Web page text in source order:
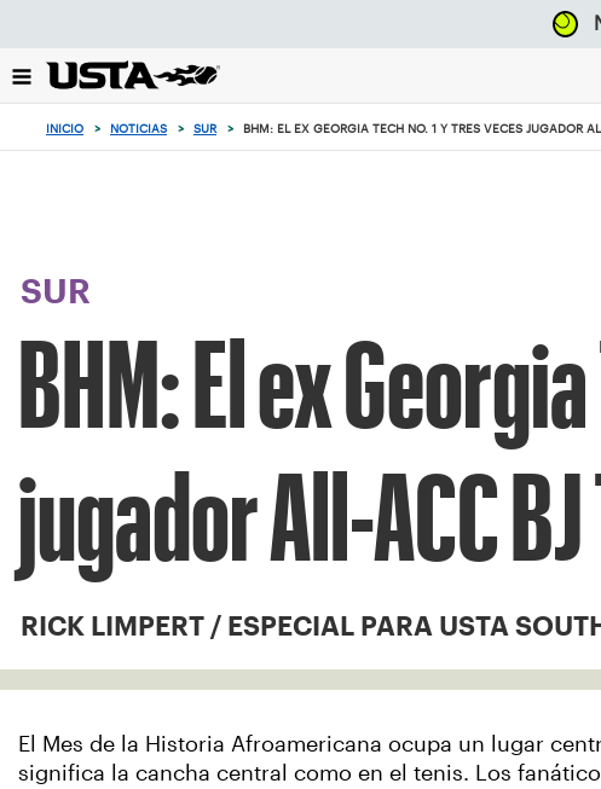
el
botón
INICIO > NOTICIAS > SUR > BHM: EL EX GEORGIA TECH NO. 1 Y TRES VECES JUGADOR
SUR
BHM: El ex
jugador All-ACC
RICK LIMPERT / ESPECIAL PARA USTA
El Mes de la Historia Afroamericana ocupa un lugar
significa la cancha central como en el tenis. Los